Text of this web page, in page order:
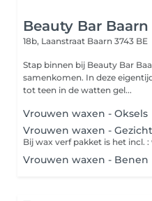
Beauty Bar Baarn
18b, Laanstraat Baarn 3743 BE
Stap binnen bij Beauty Bar
samenkomen. In deze
tot teen in de watten gel...
Vrouwen waxen - Oksels
Vrouwen waxen - Gezicht
Vrouwen waxen - Benen